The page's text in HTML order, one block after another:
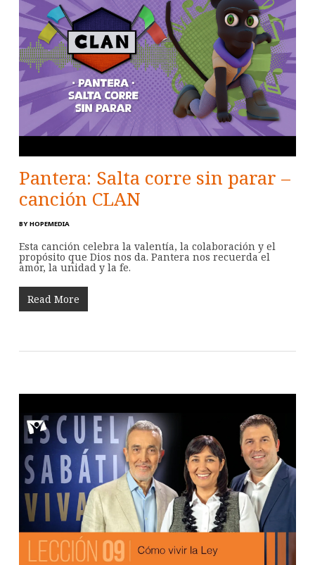
Pantera: Salta corre sin parar –
canción CLAN
BY HOPEMEDIA
Esta canción celebra la valentía, la colaboración y el
propósito que Dios nos da. Pantera nos recuerda el
amor, la unidad y la fe.
Read More